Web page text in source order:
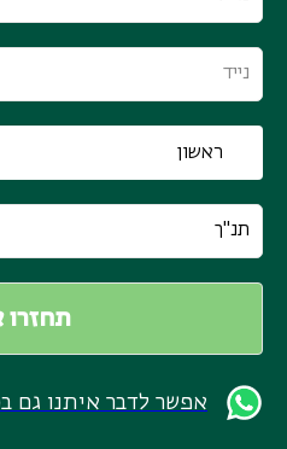
אפשר לדבר איתנו גם בWhatsApp!